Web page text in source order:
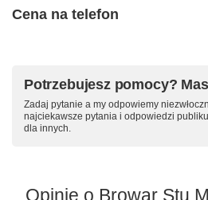
Cena na telefon
Potrzebujesz pomocy?
Zadaj pytanie a my odpowiemy
najciekawsze pytania i odpowiedzi
dla innych.
Opinie o Browar Stu